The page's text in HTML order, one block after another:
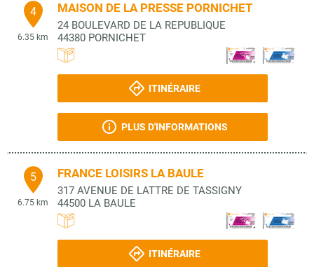
4
6.35 km
MAISON DE LA PRESSE PORNICHET
24 BOULEVARD DE LA REPUBLIQUE
44380 PORNICHET
ITINÉRAIRE
PLUS D'INFORMATIONS
5
6.75 km
FRANCE LOISIRS LA BAULE
317 AVENUE DE LATTRE DE TASSIGNY
44500 LA BAULE
ITINÉRAIRE